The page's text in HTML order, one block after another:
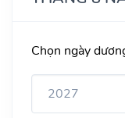
Chọn ngày